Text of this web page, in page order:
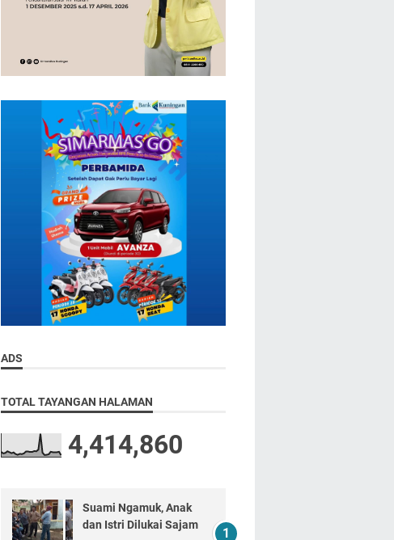
ADS
TOTAL TAYANGAN HALAMAN
4,414,860
Suami Ngamuk, Anak
dan Istri Dilukai Sajam